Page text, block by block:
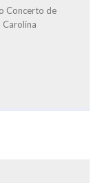
Concerto de
Carolina